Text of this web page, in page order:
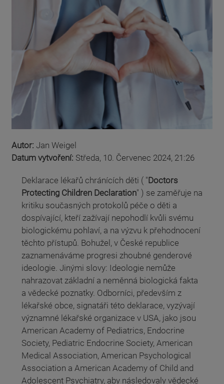
Autor: Jan Weigel
Datum vytvoření: Středa, 10. Červenec 2024, 21:26
Deklarace lékařů chránících děti ( "Doctors
Protecting Children Declaration" ) se zaměřuje na
kritiku současných protokolů péče o děti a
dospívající, kteří zažívají nepohodlí kvůli svému
biologickému pohlaví, a na výzvu k přehodnocení
těchto přístupů. Bohužel, v České republice
zaznamenáváme progresi zhoubné genderové
ideologie. Jinými slovy: Ideologie nemůže
nahrazovat základní a neměnná biologická fakta
a vědecké poznatky. Odborníci, především z
lékařské obce, signatáři této deklarace, vyzývají
významné lékařské organizace v USA, jako jsou
American Academy of Pediatrics, Endocrine
Society, Pediatric Endocrine Society, American
Medical Association, American Psychological
Association a American Academy of Child and
Adolescent Psychiatry, aby následovaly vědecké